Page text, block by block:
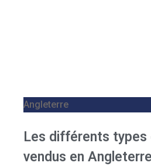
Angleterre
Les différents types
vendus en Angleterre